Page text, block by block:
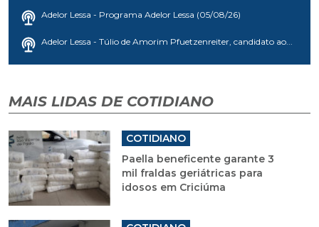
Adelor Lessa - Programa Adelor Lessa (05/08/26)
Adelor Lessa - Túlio de Amorim Pfuetzenreiter, candidato ao...
MAIS LIDAS DE COTIDIANO
COTIDIANO
Paella beneficente garante 3
mil fraldas geriátricas para
idosos em Criciúma